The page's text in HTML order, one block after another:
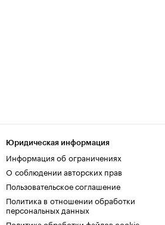
Юридическая информация
Информация об ограничениях
О соблюдении авторских прав
Пользовательское соглашение
Политика в отношении обработки
персональных данных